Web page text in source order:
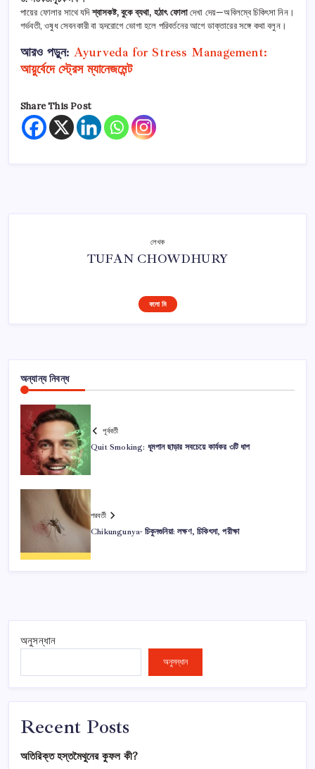
পায়ের ফোলার সাথে যদিশ্বাসকষ্ট, বুকে ব্যথা, হঠাৎ ফোলাদেখা দেয়—অবিলম্বে চিকিৎসা নিন।
গর্ভবতী, ওষুধ সেবনকারী বা হৃদরোগে ভোগা হলে পরিবর্তনের আগে ডাক্তারের সঙ্গে কথা বলুন।
আরও পড়ুন: Ayurveda for Stress Management:
আয়ুর্বেদে স্ট্রেস ম্যানেজমেন্ট
Share This Post
লেখক
TUFAN CHOWDHURY
ফলো মি
অন্যান্য নিবন্ধ
পূর্ববর্তী
Quit Smoking: ধূমপান ছাড়ার সবচেয়ে কার্যকর ৩টি ধাপ
পরবর্তী
Chikungunya- চিকুনগুনিয়া: লক্ষণ, চিকিৎসা, পরীক্ষা
অনুসন্ধান
অনুসন্ধান
Recent Posts
অতিরিক্ত হস্তমৈথুনের কুফল কী?